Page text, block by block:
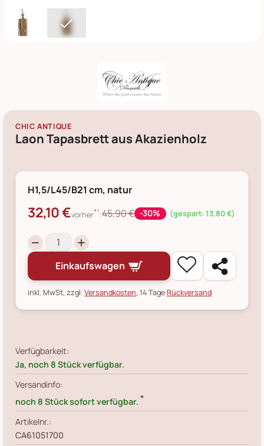
CHIC ANTIQUE
Laon Tapasbrett aus Akazienholz
H1,5/L45/B21 cm, natur
32,10 €vorher*¹:45,90 € -30% (gespart: 13,80 €)
Einkaufswagen
inkl. MwSt, zzgl.Versandkosten, 14 TageRückversand
Verfügbarkeit:
Ja, noch 8 Stück verfügbar.
Versandinfo:
noch 8 Stück sofort verfügbar. *
Artikelnr.:
CA61051700